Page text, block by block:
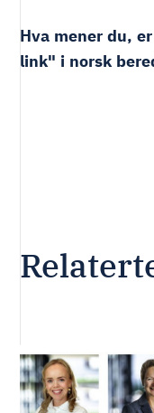
Hva mener du,
link" i norsk